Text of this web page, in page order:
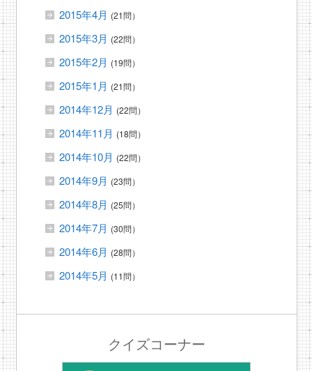
2015年4月 (21問）
2015年3月 (22問）
2015年2月 (19問）
2015年1月 (21問）
2014年12月 (22問）
2014年11月 (18問）
2014年10月 (22問）
2014年9月 (23問）
2014年8月 (25問）
2014年7月 (30問）
2014年6月 (28問）
2014年5月 (11問）
クイズコーナー